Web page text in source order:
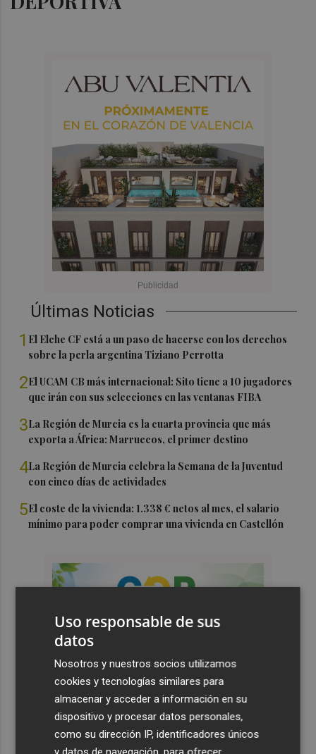
Últimas Noticias
1 El Elche CF está a un paso de hacerse con los derechos
sobre la perla argentina Tiziano Perrotta
2El UCAM CB más internacional: Sito tiene a 10 jugadores
que irán con sus selecciones en las ventanas FIBA
3La Región de Murcia es la cuarta provincia que más
exporta a África: Marruecos, el primer destino
4La Región de Murcia celebra la Semana de la Juventud
con cinco días de actividades
5El coste de la vivienda: 1.338 € netos al mes, el salario
mínimo para poder comprar una vivienda en Castellón
Uso responsable de sus
datos
Nosotros y nuestros socios utilizamos
cookies y tecnologías similares para
almacenar y acceder a información en su
dispositivo y procesar datos personales,
como su dirección IP, identificadores únicos